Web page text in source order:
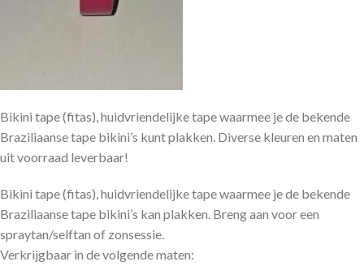
Bikini tape (fitas), huidvriendelijke tape waarmee je de bekende
Braziliaanse tape bikini’s kunt plakken. Diverse kleuren en maten
uit voorraad leverbaar!
Bikini tape (fitas), huidvriendelijke tape waarmee je de bekende
Braziliaanse tape bikini’s kan plakken. Breng aan voor een
spraytan/selftan of zonsessie.
Verkrijgbaar in de volgende maten: